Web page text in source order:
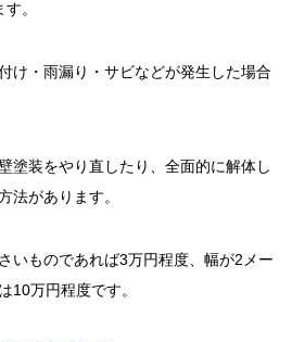
。
け・雨漏り・サビなどが発生した場合
塗装をやり直したり、全面的に解体し
法があります。
いものであれば3万円程度、幅が2メー
10万円程度です。